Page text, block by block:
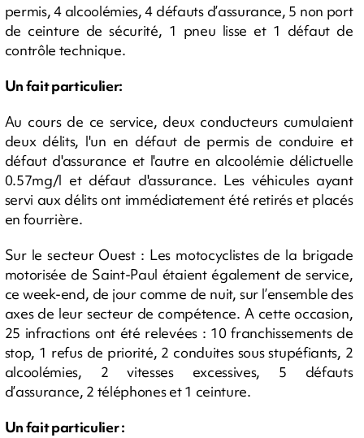
permis, 4 alcoolémies, 4 défauts d’assurance, 5 non port
de ceinture de sécurité, 1 pneu lisse et 1 défaut de
contrôle technique.
Un fait particulier:
Au cours de ce service, deux conducteurs cumulaient
deux délits, l'un en défaut de permis de conduire et
défaut d'assurance et l'autre en alcoolémie délictuelle
0.57mg/l et défaut d'assurance. Les véhicules ayant
servi aux délits ont immédiatement été retirés et placés
en fourrière.
Sur le secteur Ouest : Les motocyclistes de la brigade
motorisée de Saint-Paul étaient également de service,
ce week-end, de jour comme de nuit, sur l’ensemble des
axes de leur secteur de compétence. A cette occasion,
25 infractions ont été relevées : 10 franchissements de
stop, 1 refus de priorité, 2 conduites sous stupéfiants, 2
alcoolémies, 2 vitesses excessives, 5 défauts
d’assurance, 2 téléphones et 1 ceinture.
Un fait particulier :